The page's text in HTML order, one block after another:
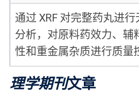
通过 XRF 对完整药丸进
分析，对原料药效力、辅
性和重金属杂质进行质量
理学期刊文章